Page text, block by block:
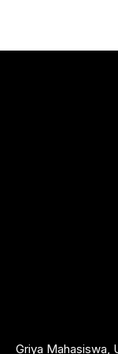
Griya Mahasiswa,